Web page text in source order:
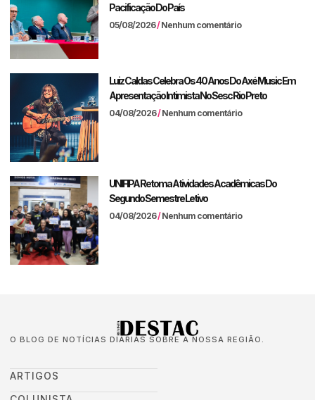
Pacificação Do País
05/08/2026 Nenhum comentário
Luiz Caldas Celebra Os 40 Anos Do Axé Music Em
Apresentação Intimista No Sesc Rio Preto
04/08/2026 Nenhum comentário
UNIFIPA Retoma Atividades Acadêmicas Do
Segundo Semestre Letivo
04/08/2026 Nenhum comentário
O BLOG DE NOTÍCIAS DIÁRIAS SOBRE A NOSSA REGIÃO.
ARTIGOS